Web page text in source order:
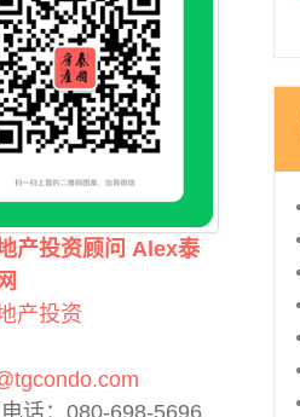
产投资顾问 Alex泰
产投资